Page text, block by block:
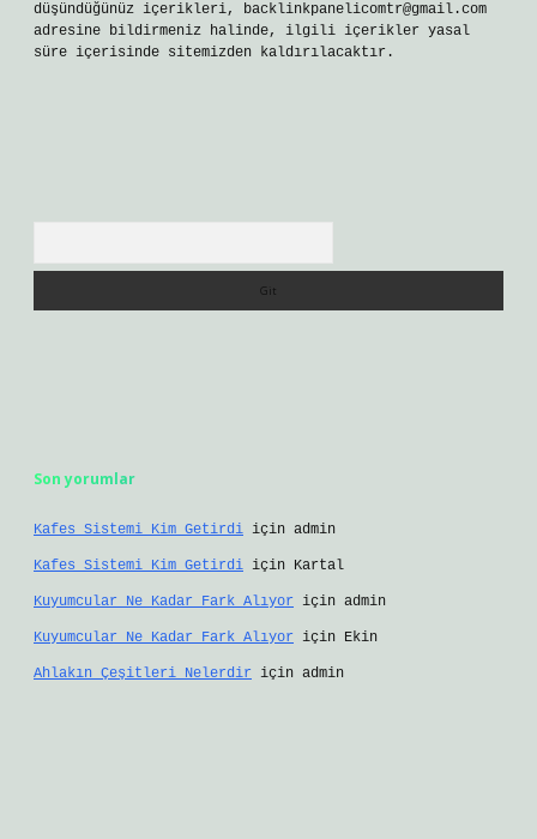
düşündüğünüz içerikleri, backlinkpanelicomtr@gmail.com
adresine bildirmeniz halinde, ilgili içerikler yasal
süre içerisinde sitemizden kaldırılacaktır.
Son yorumlar
Kafes Sistemi Kim Getirdi için admin
Kafes Sistemi Kim Getirdi için Kartal
Kuyumcular Ne Kadar Fark Alıyor için admin
Kuyumcular Ne Kadar Fark Alıyor için Ekin
Ahlakın Çeşitleri Nelerdir için admin